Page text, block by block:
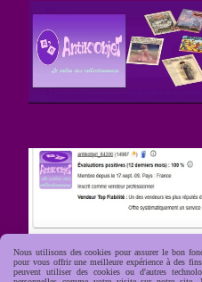
Nous utilisons des cookies pour assurer le bon
pour vous offrir une meilleure expérience à des
peuvent utiliser des cookies ou d'autres